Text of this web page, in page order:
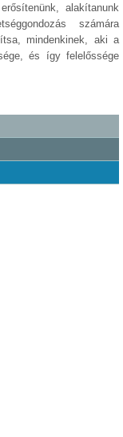
alakítanunk
számára
mindenkinek, aki a
és így felelőssége